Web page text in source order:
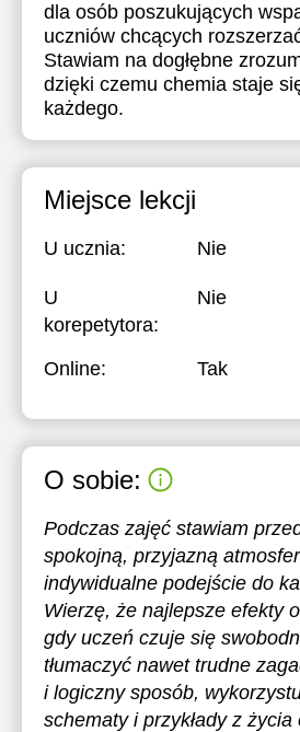
dla osób poszukujących
uczniów chcących
Stawiam na dogłębne
dzięki czemu chemia staje
każdego.
Miejsce lekcji
U ucznia: Nie
U
korepetytora:
Nie
Online: Tak
O sobie:
Podczas zajęć stawiam
spokojną, przyjazną
indywidualne podejście do
Wierzę, że najlepsze efekty
gdy uczeń czuje się
tłumaczyć nawet trudne
i logiczny sposób,
schematy i przykłady z życia
17:30
18:00
18:30
19:30
21:00
17:30
18:00
19:30
20:00